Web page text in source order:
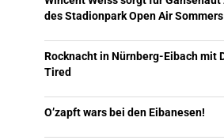
des Stadionpark Open Air Sommers
Rocknacht in Nürnberg-Eibach mit
Tired
O’zapft wars bei den Eibanesen!